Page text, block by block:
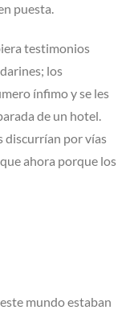
puesta.
testimonios
los
ínfimo y se les
de un hotel.
discurrían por vías
ahora porque los
mundo estaban